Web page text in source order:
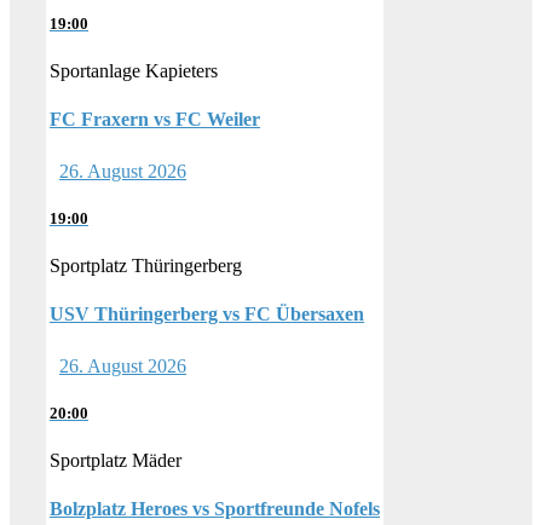
19:00
Sportanlage Kapieters
FC Fraxern vs FC Weiler
26. August 2026
19:00
Sportplatz Thüringerberg
USV Thüringerberg vs FC Übersaxen
26. August 2026
20:00
Sportplatz Mäder
Bolzplatz Heroes vs Sportfreunde Nofels